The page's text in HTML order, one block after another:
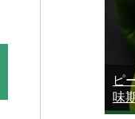
ピ
味